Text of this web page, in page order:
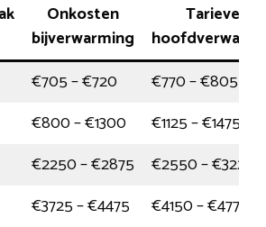
Onkosten
bijverwarming
Tarieven
€705 – €720
€770 – €805
€800 – €1300
€1125 – €1475
€2250 – €2875
€2550 – €3225
€3725 – €4475
€4150 – €4775